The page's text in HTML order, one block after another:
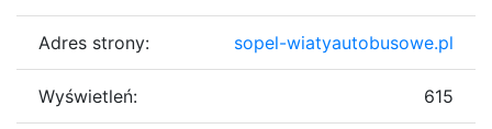
Adres strony: sopel-wiatyautobusowe.pl
Wyświetleń: 615